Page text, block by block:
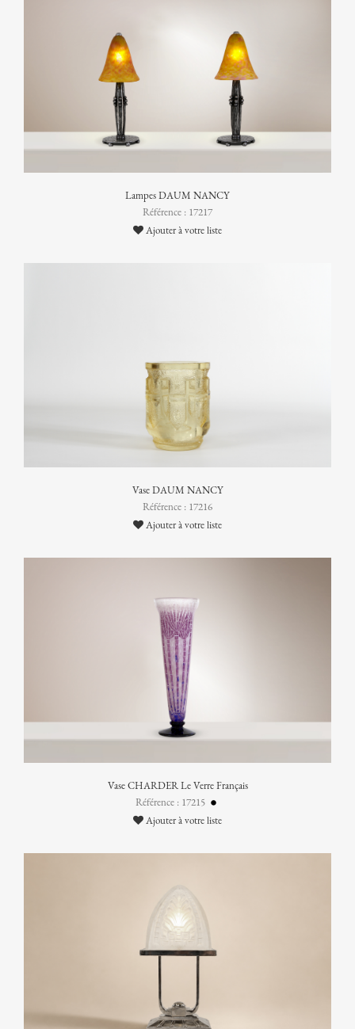
Lampes DAUM NANCY
Référence : 17217
Ajouter à votre liste
Vase DAUM NANCY
Référence : 17216
Ajouter à votre liste
Vase CHARDER Le Verre Français
Référence : 17215
Ajouter à votre liste